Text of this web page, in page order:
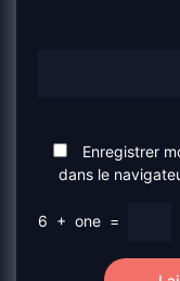
Enregistrer
dans le
6 + one =